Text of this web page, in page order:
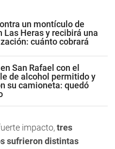
un montículo de
Las Heras y recibirá una
cuánto cobrará
San Rafael con el
de alcohol permitido y
su camioneta: quedó
impacto,tres
sufrieron distintas